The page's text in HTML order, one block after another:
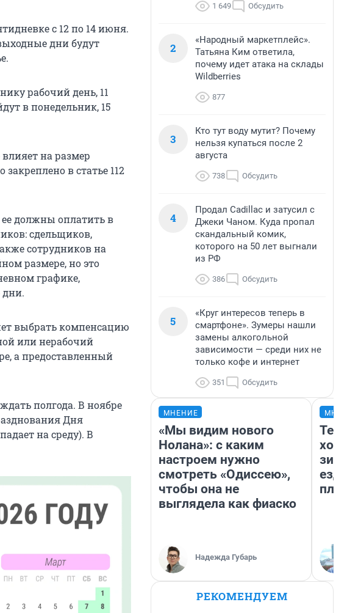
с 12 по 14 июня.
дни будут
рабочий день, 11
в понедельник, 15
на размер
в статье 112
должны оплатить в
сдельщиков,
сотрудников на
размере, но это
графике,
выбрать компенсацию
или нерабочий
а предоставленный
полгода. В ноябре
Дня
на среду). В
1 649 Обсудить
2
«Народный маркетплейс».
Татьяна Ким ответила,
почему идет атака на склады
Wildberries
877
3
Кто тут воду мутит? Почему
нельзя купаться после 2
августа
738 Обсудить
4
Продал Cadillac и затусил с
Джеки Чаном. Куда пропал
скандальный комик,
которого на 50 лет выгнали
из РФ
386 Обсудить
5
«Круг интересов теперь в
смартфоне». Зумеры нашли
замены алкогольной
зависимости — среди них не
только кофе и интернет
351 Обсудить
МНЕНИЕ
«Мы видим нового
Нолана»: с каким
настроем нужно
смотреть «Одиссею»,
чтобы она не
выглядела как фиаско
Надежда Губарь
ездит
РЕКОМЕНДУЕМ